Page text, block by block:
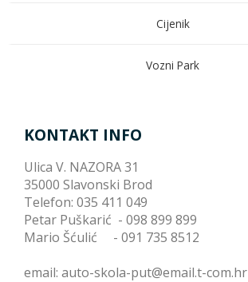
Cijenik
Vozni Park
KONTAKT INFO
Ulica V. NAZORA 31
35000 Slavonski Brod
Telefon: 035 411 049
Petar Puškarić - 098 899 899
Mario Šćulić - 091 735 8512
email: auto-skola-put@email.t-com.hr